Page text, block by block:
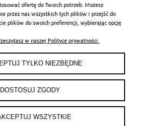
POMOC
I DOSTAWA
INFORMACJE
ofertę do Twoich potrzeb. Możesz
przez nas wszystkich tych plików i przejść do
plików do swoich preferencji, wybierając opcję
w naszej Polityce prywatności.
TYLKO NIEZBĘDNE
DOSTOSUJ ZGODY
WSZYSTKIE